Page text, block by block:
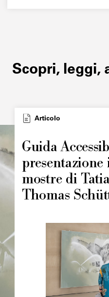
Scopri, leggi,
TypeArticolo
Guida
mostre di
Thomas